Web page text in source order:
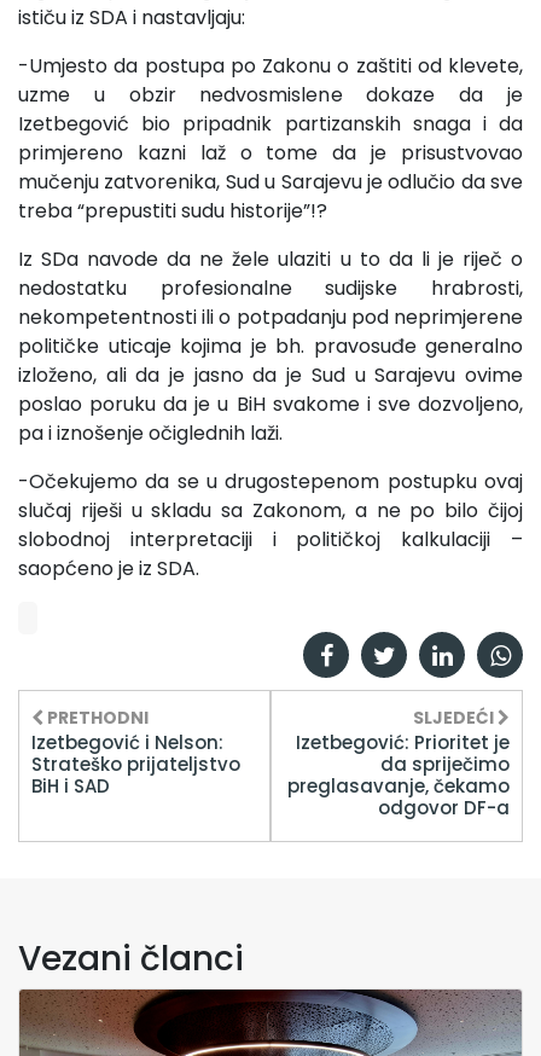
ističu iz SDA i nastavljaju:
-Umjesto da postupa po Zakonu o zaštiti od klevete,
uzme u obzir nedvosmislene dokaze da je
Izetbegović bio pripadnik partizanskih snaga i da
primjereno kazni laž o tome da je prisustvovao
mučenju zatvorenika, Sud u Sarajevu je odlučio da sve
treba “prepustiti sudu historije”!?
Iz SDa navode da ne žele ulaziti u to da li je riječ o
nedostatku profesionalne sudijske hrabrosti,
nekompetentnosti ili o potpadanju pod neprimjerene
političke uticaje kojima je bh. pravosuđe generalno
izloženo, ali da je jasno da je Sud u Sarajevu ovime
poslao poruku da je u BiH svakome i sve dozvoljeno,
pa i iznošenje očiglednih laži.
-Očekujemo da se u drugostepenom postupku ovaj
slučaj riješi u skladu sa Zakonom, a ne po bilo čijoj
slobodnoj interpretaciji i političkoj kalkulaciji –
saopćeno je iz SDA.
PRETHODNI
Izetbegović i Nelson:
Strateško prijateljstvo
BiH i SAD
SLJEDEĆI
Izetbegović: Prioritet je
da spriječimo
preglasavanje, čekamo
odgovor DF-a
Vezani članci